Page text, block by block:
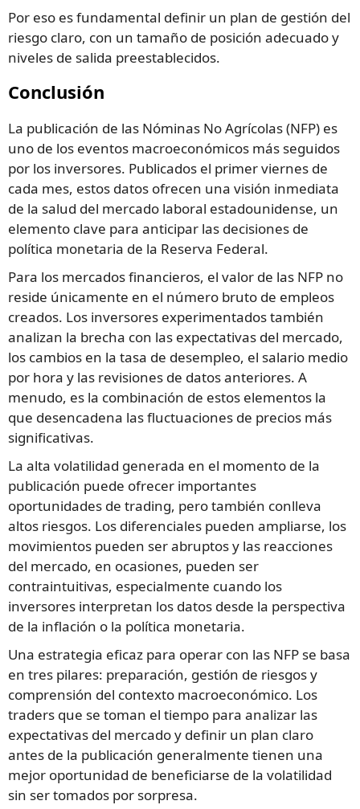
Por eso es fundamental definir un plan de gestión del
riesgo claro, con un tamaño de posición adecuado y
niveles de salida preestablecidos.
Conclusión
La publicación de las Nóminas No Agrícolas (NFP) es
uno de los eventos macroeconómicos más seguidos
por los inversores. Publicados el primer viernes de
cada mes, estos datos ofrecen una visión inmediata
de la salud del mercado laboral estadounidense, un
elemento clave para anticipar las decisiones de
política monetaria de la Reserva Federal.
Para los mercados financieros, el valor de las NFP no
reside únicamente en el número bruto de empleos
creados. Los inversores experimentados también
analizan la brecha con las expectativas del mercado,
los cambios en la tasa de desempleo, el salario medio
por hora y las revisiones de datos anteriores. A
menudo, es la combinación de estos elementos la
que desencadena las fluctuaciones de precios más
significativas.
La alta volatilidad generada en el momento de la
publicación puede ofrecer importantes
oportunidades de trading, pero también conlleva
altos riesgos. Los diferenciales pueden ampliarse, los
movimientos pueden ser abruptos y las reacciones
del mercado, en ocasiones, pueden ser
contraintuitivas, especialmente cuando los
inversores interpretan los datos desde la perspectiva
de la inflación o la política monetaria.
Una estrategia eficaz para operar con las NFP se basa
en tres pilares: preparación, gestión de riesgos y
comprensión del contexto macroeconómico. Los
traders que se toman el tiempo para analizar las
expectativas del mercado y definir un plan claro
antes de la publicación generalmente tienen una
mejor oportunidad de beneficiarse de la volatilidad
sin ser tomados por sorpresa.